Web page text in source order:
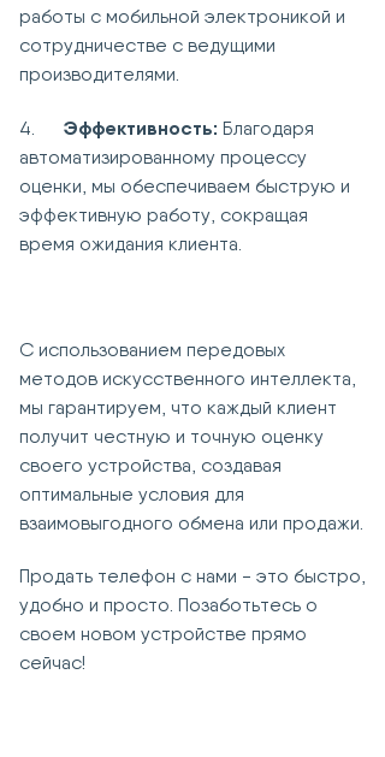
работы с мобильной электроникой и
сотрудничестве с ведущими
производителями.
4. Эффективность: Благодаря
автоматизированному процессу
оценки, мы обеспечиваем быструю и
эффективную работу, сокращая
время ожидания клиента.
С использованием передовых
методов искусственного интеллекта,
мы гарантируем, что каждый клиент
получит честную и точную оценку
своего устройства, создавая
оптимальные условия для
взаимовыгодного обмена или продажи.
Продать телефон с нами - это быстро,
удобно и просто. Позаботьтесь о
своем новом устройстве прямо
сейчас!